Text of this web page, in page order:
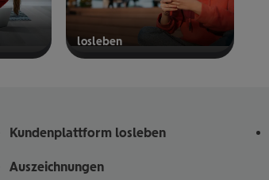
los­le­ben
Kundenplattform losleben
Auszeichnungen